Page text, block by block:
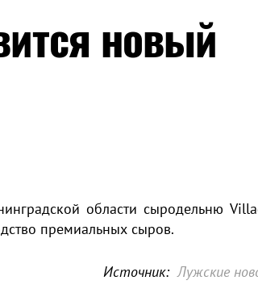
новый
области сыродельню
премиальных сыров.
Источник: Лужские